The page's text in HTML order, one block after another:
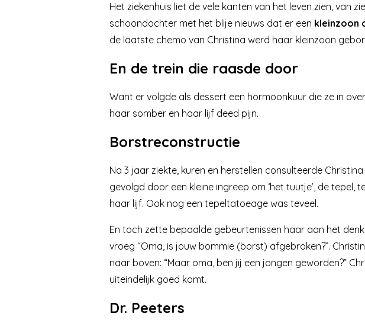
Het ziekenhuis liet de vele kanten van het leven zien, van
schoondochter met het blije nieuws dat er een kleinzoon
de laatste chemo van Christina werd haar kleinzoon
En de trein die raasde door
Want er volgde als dessert een hormoonkuur die ze in
haar somber en haar lijf deed pijn.
Borstreconstructie
Na 3 jaar ziekte, kuren en herstellen consulteerde
gevolgd door een kleine ingreep om ‘het tuutje’, de
haar lijf. Ook nog een tepeltatoeage was teveel.
En toch zette bepaalde gebeurtenissen haar aan het
vroeg “Oma, is jouw bommie (borst) afgebroken?”.
naar boven: “Maar oma, ben jij een jongen geworden?”
uiteindelijk goed komt.
Dr. Peeters